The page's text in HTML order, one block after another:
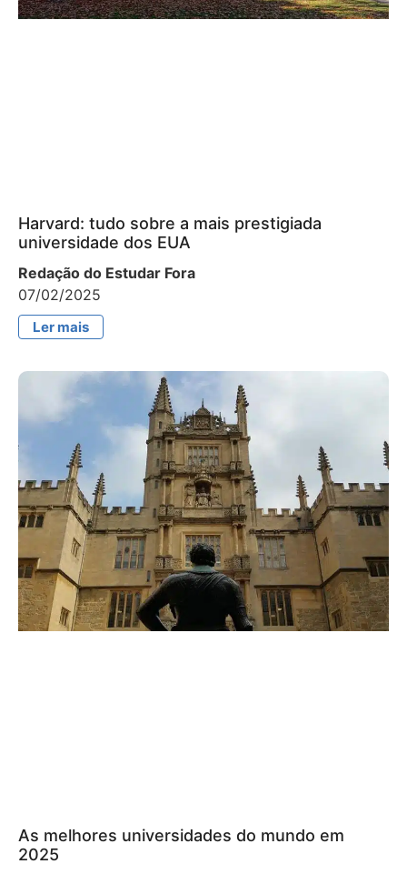
Harvard: tudo sobre a mais prestigiada
universidade dos EUA
Redação do Estudar Fora
07/02/2025
Ler mais
As melhores universidades do mundo em
2025